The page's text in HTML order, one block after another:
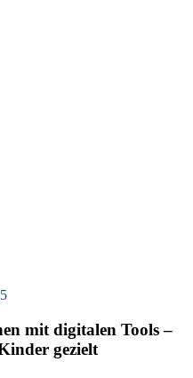
mit digitalen Tools –
gezielt